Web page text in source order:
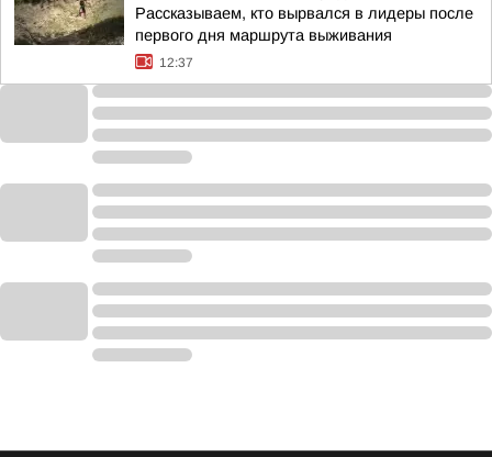
Рассказываем, кто вырвался в лидеры после
первого дня маршрута выживания
12:37